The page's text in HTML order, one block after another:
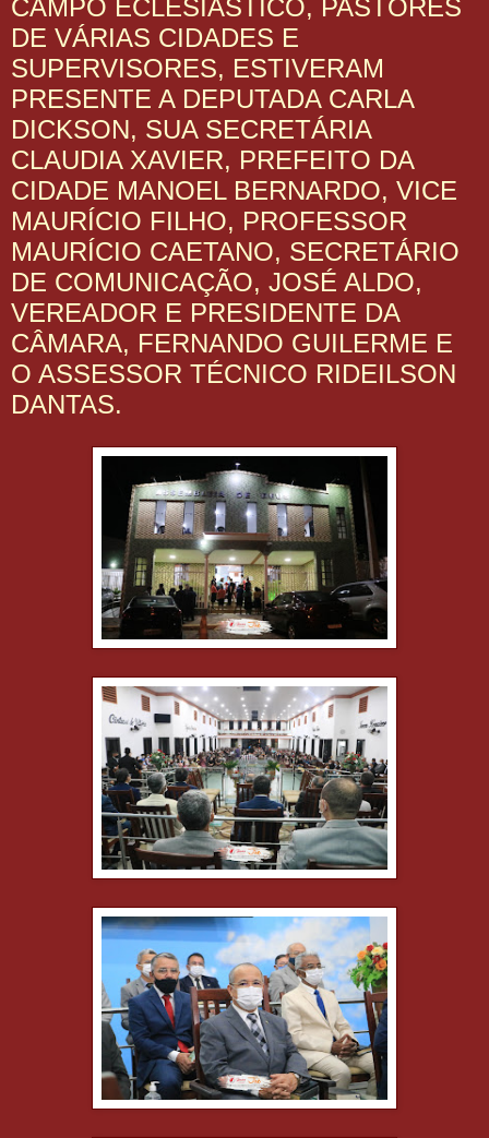
CAMPO ECLESIÁSTICO, PASTORES
DE VÁRIAS CIDADES E
SUPERVISORES, ESTIVERAM
PRESENTE A DEPUTADA CARLA
DICKSON, SUA SECRETÁRIA
CLAUDIA XAVIER, PREFEITO DA
CIDADE MANOEL BERNARDO, VICE
MAURÍCIO FILHO, PROFESSOR
MAURÍCIO CAETANO, SECRETÁRIO
DE COMUNICAÇÃO, JOSÉ ALDO,
VEREADOR E PRESIDENTE DA
CÂMARA, FERNANDO GUILERME E
O ASSESSOR TÉCNICO RIDEILSON
DANTAS.